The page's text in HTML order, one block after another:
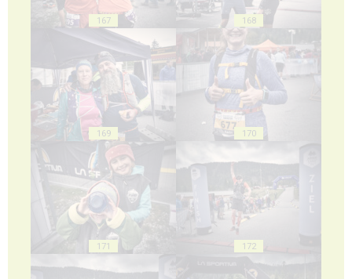
167 168
169 170
171 172